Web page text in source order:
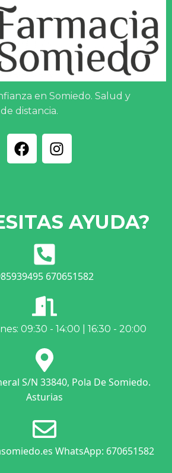
en Somiedo. Salud y
distancia.
AYUDA?
670651582
09:30 - 14:00 | 16:30 - 20:00
S/N 33840, Pola De Somiedo.
Asturias
WhatsApp: 670651582